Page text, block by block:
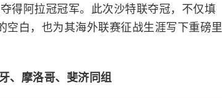
得阿拉冠冠军。此次沙特联夺冠，不仅填
白，也为其海外联赛征战生涯写下重磅里
、摩洛哥、斐济同组